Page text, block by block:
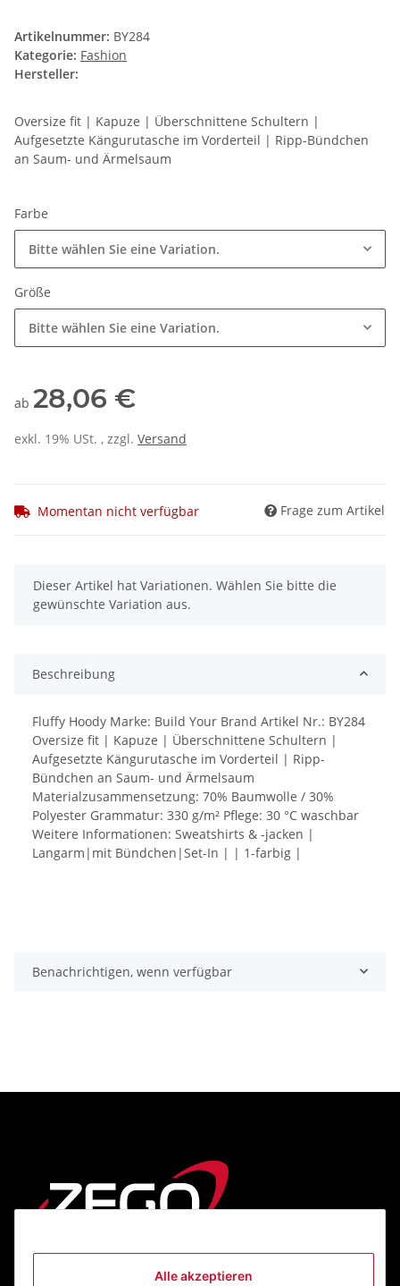
Alle akzeptieren
Artikelnummer: BY284
Kategorie: Fashion
Hersteller:
Oversize fit | Kapuze | Überschnittene Schultern |
Aufgesetzte Kängurutasche im Vorderteil | Ripp-Bündchen
an Saum- und Ärmelsaum
Farbe
Bitte wählen Sie eine Variation.
Größe
Bitte wählen Sie eine Variation.
ab 28,06 €
exkl. 19% USt. , zzgl. Versand
Momentan nicht verfügbar Frage zum Artikel
x
Dieser Artikel hat Variationen. Wählen Sie bitte die
gewünschte Variation aus.
Beschreibung
Fluffy Hoody Marke: Build Your Brand Artikel Nr.: BY284
Oversize fit | Kapuze | Überschnittene Schultern |
Aufgesetzte Kängurutasche im Vorderteil | Ripp-
Bündchen an Saum- und Ärmelsaum
Materialzusammensetzung: 70% Baumwolle / 30%
Polyester Grammatur: 330 g/m² Pflege: 30 °C waschbar
Weitere Informationen: Sweatshirts & -jacken |
Langarm|mit Bündchen|Set-In | | 1-farbig |
Benachrichtigen, wenn verfügbar